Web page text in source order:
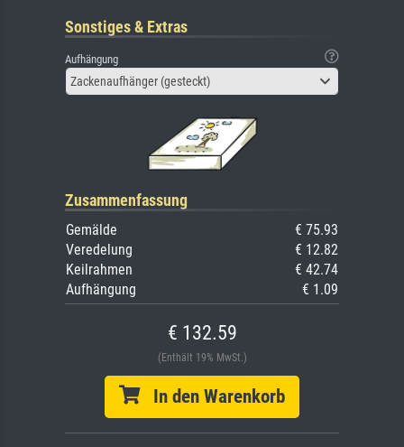
Sonstiges & Extras
Aufhängung
Zackenaufhänger (gesteckt)
Zusammenfassung
Gemälde
€ 75.93
Veredelung
€ 12.82
Keilrahmen
€ 42.74
Aufhängung
€ 1.09
€ 132.59
(Enthält 19% MwSt.)
In den Warenkorb